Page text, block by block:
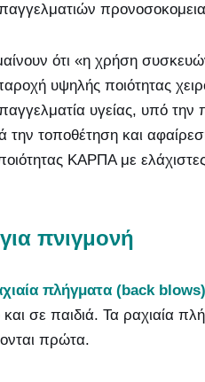
ότι «η χρήση
υψηλής ποιότητας
υγείας, υπό την
την τοποθέτηση και
ΚΑΡΠΑ με ελάχιστες
πνιγμονή
πλήγματα (back blows)
σε παιδιά. Τα ραχιαία
πρώτα.